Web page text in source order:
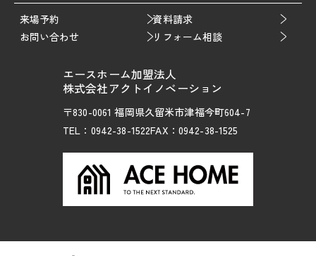
エースホーム加盟法人
株式会社アクトイノベーション
〒830-0061 福岡県久留米市津福今町604-7
TEL：0942-38-1522FAX：0942-38-1525
来場予約
資料請求
お問い合わせ
リフォーム相談